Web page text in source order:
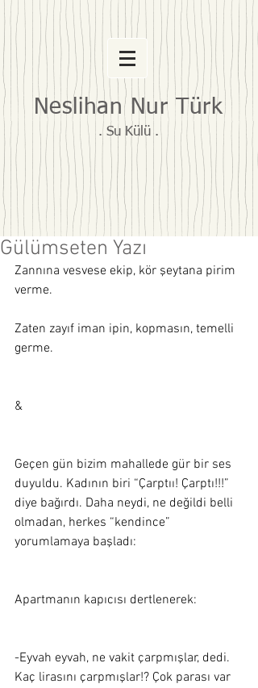
Neslihan Nur Türk
. Su Külü .
Gülümseten Yazı
Zannına vesvese ekip, kör şeytana pirim
verme.
Zaten zayıf iman ipin, kopmasın, temelli
germe.
&
Geçen gün bizim mahallede gür bir ses
duyuldu. Kadının biri “Çarptıı! Çarptı!!!”
diye bağırdı. Daha neydi, ne değildi belli
olmadan, herkes “kendince”
yorumlamaya başladı:
Apartmanın kapıcısı dertlenerek:
-Eyvah eyvah, ne vakit çarpmışlar, dedi.
Kaç lirasını çarpmışlar!? Çok parası var